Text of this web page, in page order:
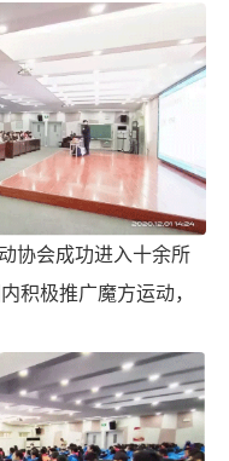
协会成功进入十余所
积极推广魔方运动，